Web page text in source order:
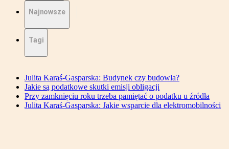
Najnowsze
Tagi
Julita Karaś-Gasparska: Budynek czy budowla?
Jakie są podatkowe skutki emisji obligacji
Przy zamknięciu roku trzeba pamiętać o podatku u źródła
Julita Karaś-Gasparska: Jakie wsparcie dla elektromobilności